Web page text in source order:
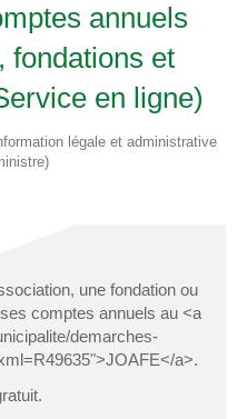
annuels
fondations et
en ligne)
légale et administrative
une fondation ou
comptes annuels au <a
demarches-
a>.